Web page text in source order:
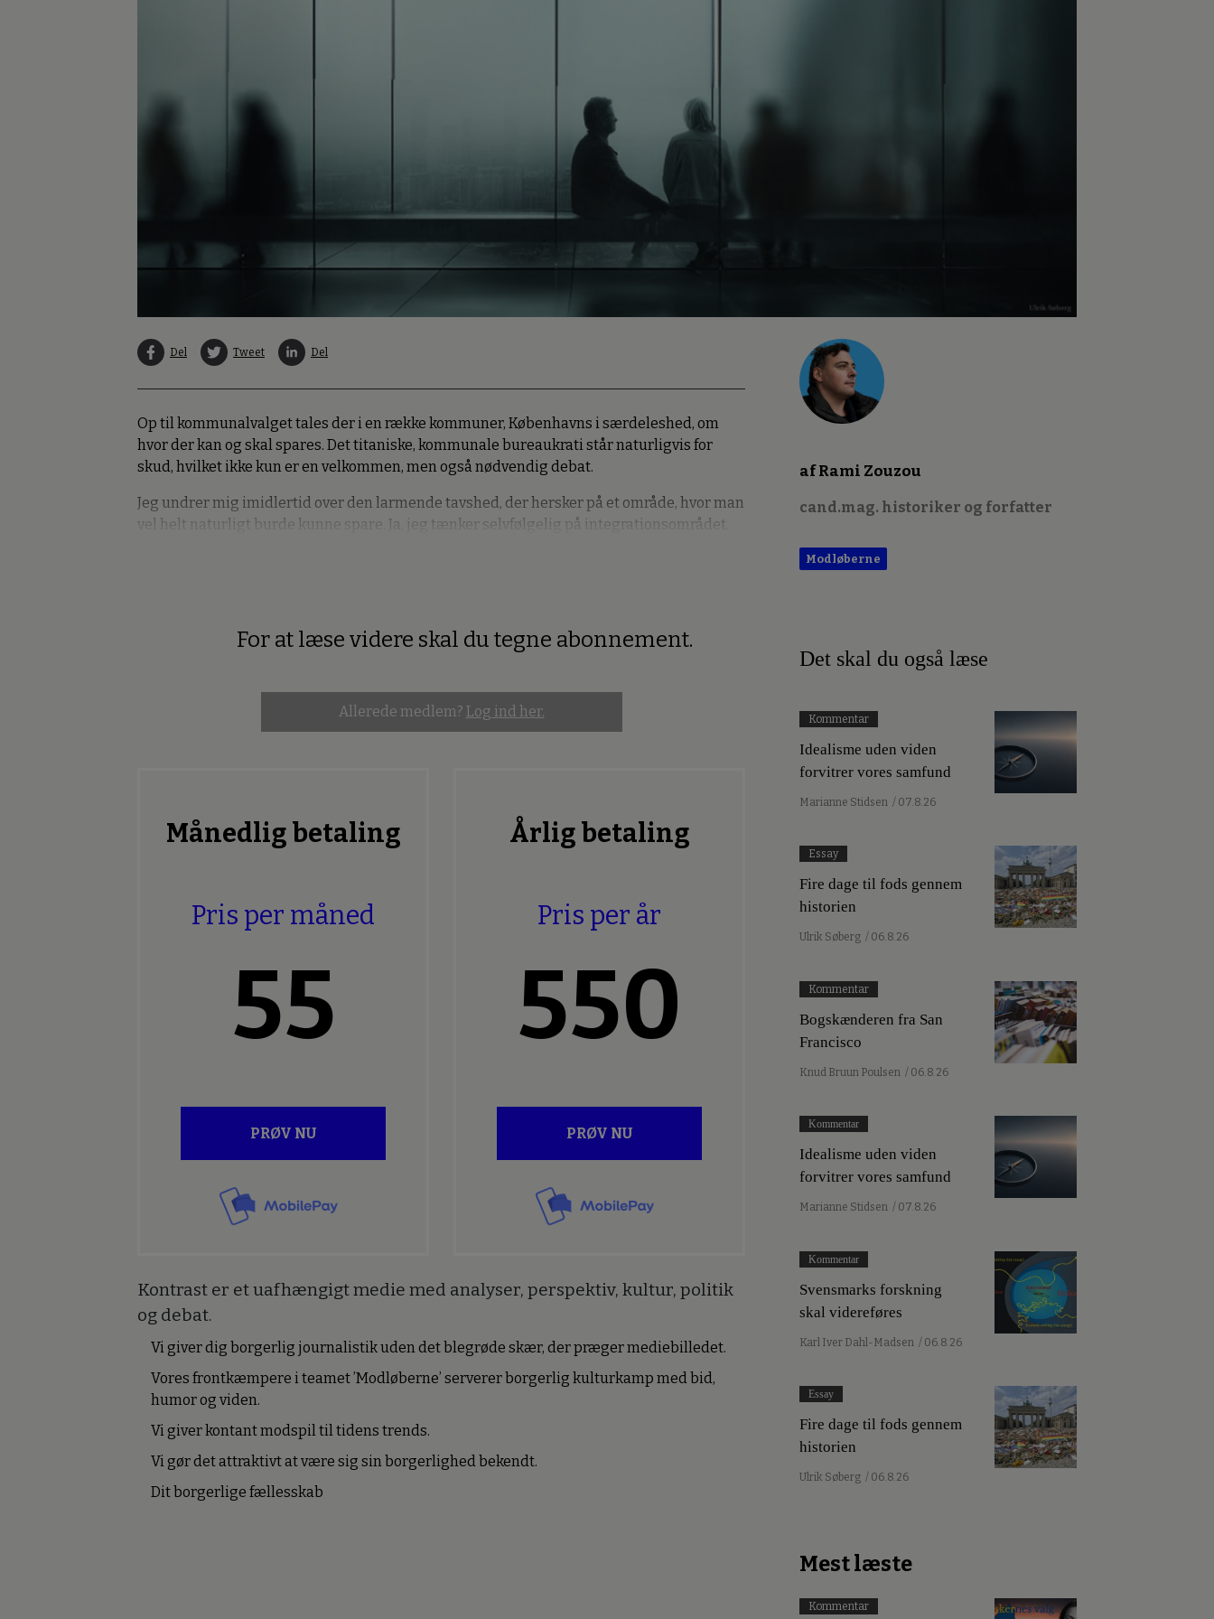
Del Tweet Del
Op til kommunalvalget tales der i en række kommuner, Københavns i særdeleshed, om
hvor der kan og skal spares. Det titaniske, kommunale bureaukrati står naturligvis for
skud, hvilket ikke kun er en velkommen, men også nødvendig debat.
Jeg undrer mig imidlertid over den larmende tavshed, der hersker på et område, hvor man
vel helt naturligt burde kunne spare. Ja, jeg tænker selvfølgelig på integrationsområdet.
PremiumFor at læse videre skal du tegne abonnement.
Allerede medlem? Log ind her.
Månedlig betaling
Pris per måned
55
PRØV NU
Årlig betaling
Pris per år
550
PRØV NU
Kontrast er et uafhængigt medie med analyser, perspektiv, kultur, politik
og debat.
Vi giver dig borgerlig journalistik uden det blegrøde skær, der præger mediebilledet.
Vores frontkæmpere i teamet ’Modløberne’ serverer borgerlig kulturkamp med bid,
humor og viden.
Vi giver kontant modspil til tidens trends.
Vi gør det attraktivt at være sig sin borgerlighed bekendt.
Dit borgerlige fællesskab
af Rami Zouzou
cand.mag. historiker og forfatter
Modløberne
Det skal du også læse
Kommentar
Idealisme uden viden
forvitrer vores samfund
Marianne Stidsen / 07.8.26
Essay
Fire dage til fods gennem
historien
Ulrik Søberg / 06.8.26
Kommentar
Bogskænderen fra San
Francisco
Knud Bruun Poulsen / 06.8.26
Kommentar
Idealisme uden viden
forvitrer vores samfund
Marianne Stidsen / 07.8.26
Kommentar
Svensmarks forskning
skal videreføres
Karl Iver Dahl-Madsen / 06.8.26
Essay
Fire dage til fods gennem
historien
Ulrik Søberg / 06.8.26
Mest læste
Kommentar